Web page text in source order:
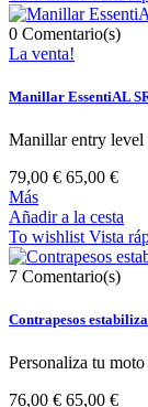
0 Comentario(s)
La venta!
Manillar EssentiAL
Manillar entry level
79,00 € 65,00 €
Más
Añadir a la cesta
To wishlist Vista
7 Comentario(s)
Contrapesos
Personaliza tu
76,00 € 65,00 €